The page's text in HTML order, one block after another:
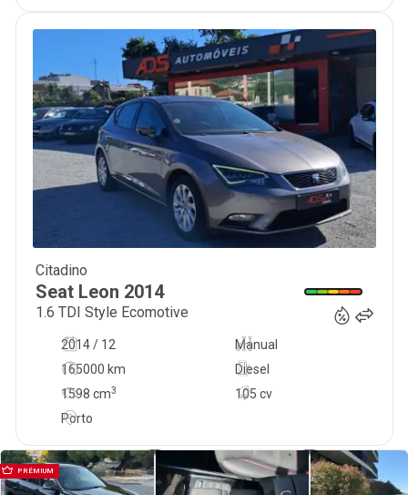
Citadino
Seat Leon 2014
1.6 TDI Style Ecomotive
2014 / 12
Manual
165000 km
105 cv
Diesel
1598 cm3
Porto
PRÉMIUM